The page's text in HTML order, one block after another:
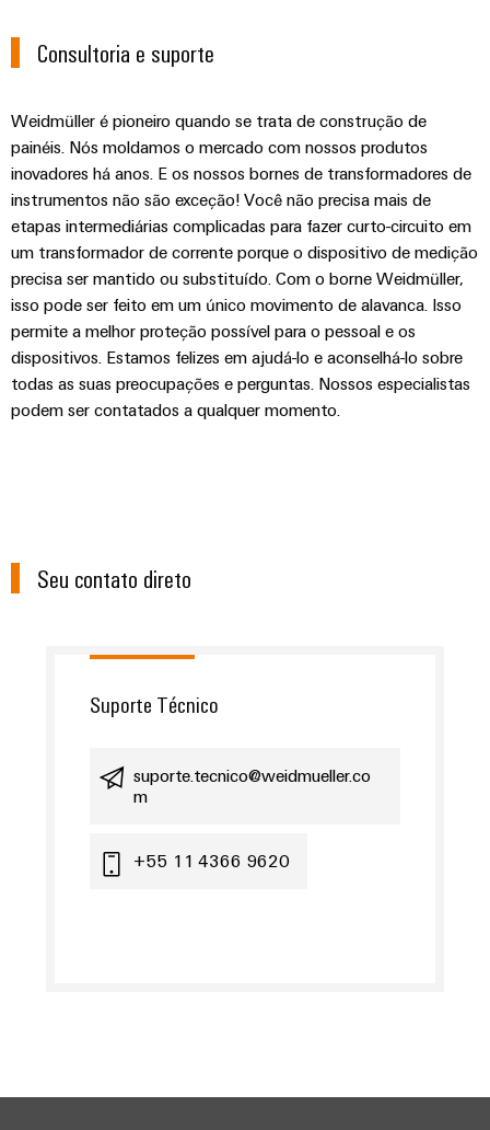
Consultoria e suporte
Weidmüller é pioneiro quando se trata de construção de
painéis. Nós moldamos o mercado com nossos produtos
inovadores há anos. E os nossos bornes de transformadores de
instrumentos não são exceção! Você não precisa mais de
etapas intermediárias complicadas para fazer curto-circuito em
um transformador de corrente porque o dispositivo de medição
precisa ser mantido ou substituído. Com o borne Weidmüller,
isso pode ser feito em um único movimento de alavanca. Isso
permite a melhor proteção possível para o pessoal e os
dispositivos. Estamos felizes em ajudá-lo e aconselhá-lo sobre
todas as suas preocupações e perguntas. Nossos especialistas
podem ser contatados a qualquer momento.
Seu contato direto
Suporte Técnico
suporte.tecnico@weidmueller.co
m
+55 11 4366 9620